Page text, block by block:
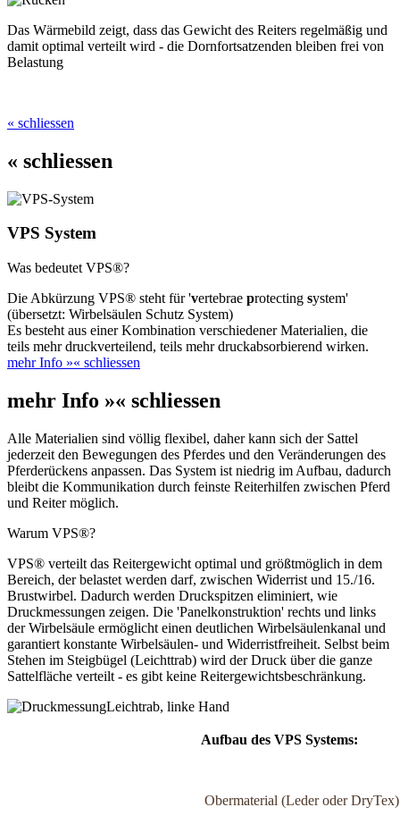
Das Wärmebild zeigt, dass das Gewicht des Reiters regelmäßig und
damit optimal verteilt wird - die Dornfortsatzenden bleiben frei von
Belastung
« schliessen
« schliessen
VPS System
Was bedeutet VPS®?
Die Abkürzung VPS® steht für 'vertebrae protecting system'
(übersetzt: Wirbelsäulen Schutz System)
Es besteht aus einer Kombination verschiedener Materialien, die
teils mehr druckverteilend, teils mehr druckabsorbierend wirken.
mehr Info »« schliessen
mehr Info »« schliessen
Alle Materialien sind völlig flexibel, daher kann sich der Sattel
jederzeit den Bewegungen des Pferdes und den Veränderungen des
Pferderückens anpassen. Das System ist niedrig im Aufbau, dadurch
bleibt die Kommunikation durch feinste Reiterhilfen zwischen Pferd
und Reiter möglich.
Warum VPS®?
VPS® verteilt das Reitergewicht optimal und größtmöglich in dem
Bereich, der belastet werden darf, zwischen Widerrist und 15./16.
Brustwirbel. Dadurch werden Druckspitzen eliminiert, wie
Druckmessungen zeigen. Die 'Panelkonstruktion' rechts und links
der Wirbelsäule ermöglicht einen deutlichen Wirbelsäulenkanal und
garantiert konstante Wirbelsäulen- und Widerristfreiheit. Selbst beim
Stehen im Steigbügel (Leichttrab) wird der Druck über die ganze
Sattelfläche verteilt - es gibt keine Reitergewichtsbeschränkung.
Leichtrab, linke Hand
Aufbau des VPS Systems:
Obermaterial (Leder oder DryTex)